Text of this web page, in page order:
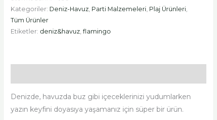
Kategoriler: Deniz-Havuz, Parti Malzemeleri, Plaj Ürünleri,
Tüm Ürünler
Etiketler: deniz&havuz, flamingo
Denizde, havuzda buz gibi içeceklerinizi yudumlarken
yazın keyfini doyasıya yaşamanız için süper bir ürün.